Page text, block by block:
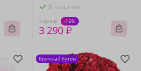
В наличии
3 870 ₽ -15%
3 290 ₽
Крупный бутон